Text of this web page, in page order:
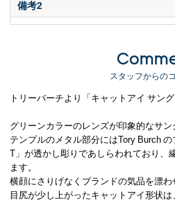
備考2
スタッフからの
トリーバーチより「キャットアイ サン
グリーンカラーのレンズが印象的なサン
テンプルのメタル部分にはTory Burch
T」が透かし彫りであしらわれており、
ます。
横顔にさりげなくブランドの気品を漂わ
目尻が少し上がったキャットアイ形状